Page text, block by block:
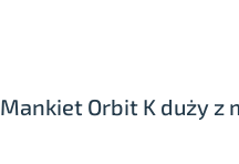
Mankiet Orbit K duży z